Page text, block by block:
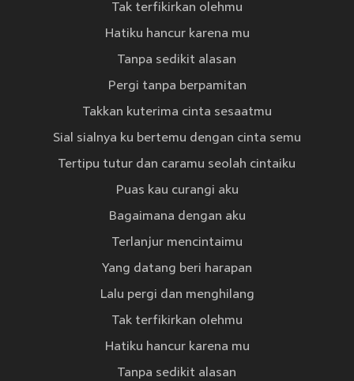
Tak terfikirkan olehmu
Hatiku hancur karena mu
Tanpa sedikit alasan
Pergi tanpa berpamitan
Takkan kuterima cinta sesaatmu
Sial sialnya ku bertemu dengan cinta semu
Tertipu tutur dan caramu seolah cintaiku
Puas kau curangi aku
Bagaimana dengan aku
Terlanjur mencintaimu
Yang datang beri harapan
Lalu pergi dan menghilang
Tak terfikirkan olehmu
Hatiku hancur karena mu
Tanpa sedikit alasan